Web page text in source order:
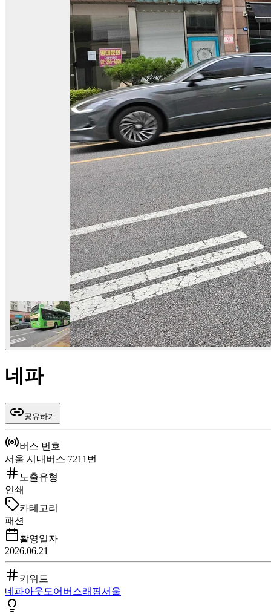
네파
공유하기
버스 번호
서울 시내버스 7211번
노출유형
인쇄
카테고리
패션
촬영일자
2026.06.21
키워드
네파아웃도어 버스래핑서울